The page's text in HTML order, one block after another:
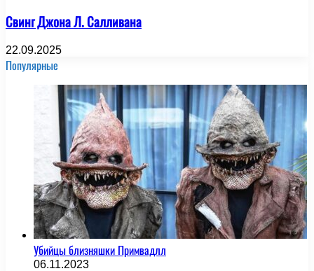
Свинг Джона Л. Салливана
22.09.2025
Популярные
Убийцы близняшки Примвадлл
06.11.2023